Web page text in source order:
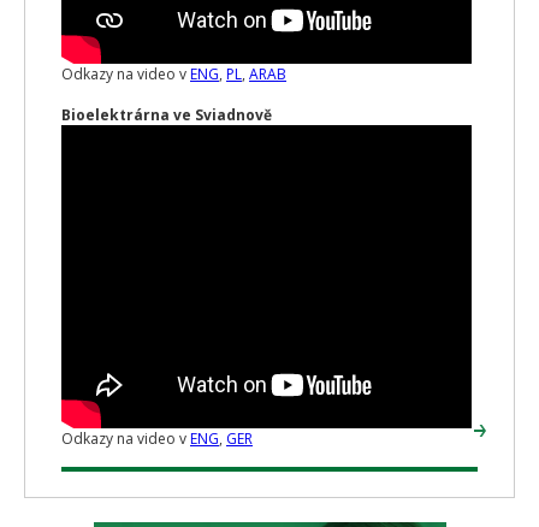
Odkazy na video vENG, PL, ARAB
Bioelektrárna ve Sviadnově
Odkazy na video vENG, GER